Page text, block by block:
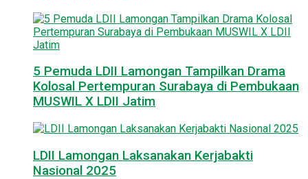
5 Pemuda LDII Lamongan Tampilkan Drama
Kolosal Pertempuran Surabaya di Pembukaan
MUSWIL X LDII Jatim
LDII Lamongan Laksanakan Kerjabakti
Nasional 2025